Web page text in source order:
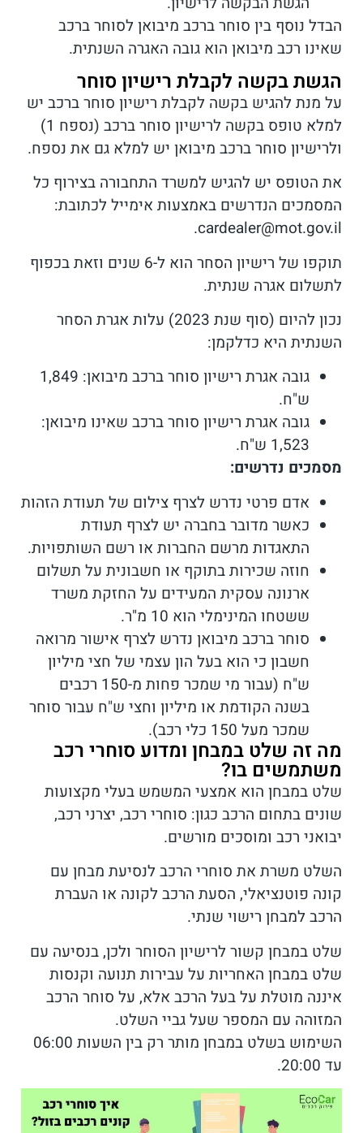
הבדל נוסף בין סוחר ברכב מיבואן לסוחר ברכב
שאינו רכב מיבואן הוא גובה האגרה השנתית.
הגשת בקשה לקבלת רישיון סוחר
על מנת להגיש בקשה לקבלת רישיון סוחר ברכב יש
למלא טופס בקשה לרישיון סוחר ברכב (נספח 1)
ולרישיון סוחר ברכב מיבואן יש למלא גם את נספח.
את הטופס יש להגיש למשרד התחבורה בצירוף כל
המסמכים הנדרשים באמצעות אימייל לכתובת:
cardealer@mot.gov.il.
תוקפו של רישיון הסחר הוא ל-6 שנים וזאת בכפוף
לתשלום אגרה שנתית.
נכון להיום (סוף שנת 2023) עלות אגרת הסחר
השנתית היא כדלקמן:
גובה אגרת רישיון סוחר ברכב מיבואן: 1,849
ש"ח.
גובה אגרת רישיון סוחר ברכב שאינו מיבואן:
1,523 ש"ח.
מסמכים נדרשים:
אדם פרטי נדרש לצרף צילום של תעודת הזהות
כאשר מדובר בחברה יש לצרף תעודת
התאגדות מרשם החברות או רשם השותפויות.
חוזה שכירות בתוקף או חשבונית על תשלום
ארנונה עסקית המעידים על החזקת משרד
ששטחו המינימלי הוא 10 מ"ר.
סוחר ברכב מיבואן נדרש לצרף אישור מרואה
חשבון כי הוא בעל הון עצמי של חצי מיליון
ש"ח (עבור מי שמכר פחות מ-150 רכבים
בשנה הקודמת או מיליון וחצי ש"ח עבור סוחר
שמכר מעל 150 כלי רכב).
מה זה שלט במבחן ומדוע סוחרי רכב
משתמשים בו?
שלט במבחן הוא אמצעי המשמש בעלי מקצועות
שונים בתחום הרכב כגון: סוחרי רכב, יצרני רכב,
יבואני רכב ומוסכים מורשים.
השלט משרת את סוחרי הרכב לנסיעת מבחן עם
קונה פוטנציאלי, הסעת הרכב לקונה או העברת
הרכב למבחן רישוי שנתי.
שלט במבחן קשור לרישיון הסוחר ולכן, בנסיעה עם
שלט במבחן האחריות על עבירות תנועה וקנסות
איננה מוטלת על בעל הרכב אלא, על סוחר הרכב
המזוהה עם המספר שעל גביי השלט.
השימוש בשלט במבחן מותר רק בין השעות 06:00
עד 20:00.